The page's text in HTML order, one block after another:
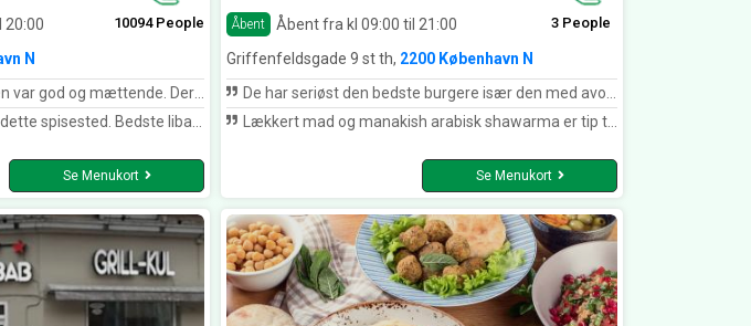
20:00 10094 People
N
med kød var en berigelse af mine smagsløg!!! Varm anbefaling herfra.
libanesisk mad i København. Efter min mening
Se Menukort
Åbent Åbent fra kl 09:00 til 21:00 3 People
Griffenfeldsgade 9 st th, 2200 København N
De har seriøst den bedste burgere især den med avocado og den bedste arabisk sharwarma menu
Lækkert mad og manakish arabisk shawarma er tip top
Se Menukort